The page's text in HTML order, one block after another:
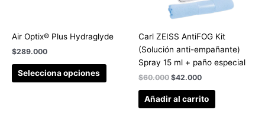
Air Optix® Plus Hydraglyde
$289.000
Selecciona opciones
Carl ZEISS AntiFOG Kit
(Solución anti-empañante)
Spray 15 ml + paño especial
$60.000 $42.000
Añadir al carrito